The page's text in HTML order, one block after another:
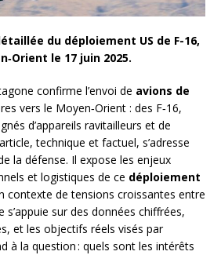
du déploiement US de F-16,
le 17 juin 2025.
confirme l’envoi de avions de
vers le Moyen‑Orient : des F‑16,
d’appareils ravitailleurs et de
technique et factuel, s’adresse
la défense. Il expose les enjeux
et logistiques de ce déploiement
contexte de tensions croissantes entre
s’appuie sur des données chiffrées,
et les objectifs réels visés par
à la question : quels sont les intérêts